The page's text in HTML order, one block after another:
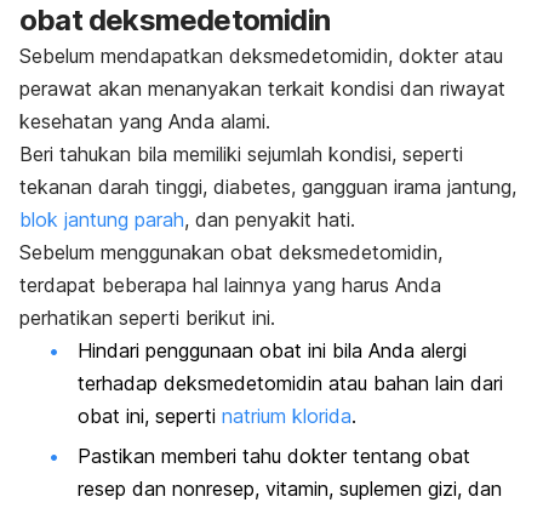
obat deksmedetomidin
Sebelum mendapatkan deksmedetomidin, dokter atau
perawat akan menanyakan terkait kondisi dan riwayat
kesehatan yang Anda alami.
Beri tahukan bila memiliki sejumlah kondisi, seperti
tekanan darah tinggi, diabetes, gangguan irama jantung,
blok jantung parah, dan penyakit hati.
Sebelum menggunakan obat deksmedetomidin,
terdapat beberapa hal lainnya yang harus Anda
perhatikan seperti berikut ini.
Hindari penggunaan obat ini bila Anda alergi
terhadap deksmedetomidin atau bahan lain dari
obat ini, seperti natrium klorida.
Pastikan memberi tahu dokter tentang obat
resep dan nonresep, vitamin, suplemen gizi, dan